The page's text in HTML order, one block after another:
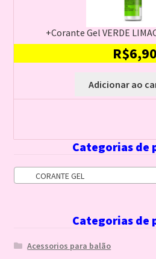
+Corante Gel VERDE
R$6,90
Adicionar ao
Categorias de
CORANTE GEL
Categorias de
Acessorios para balão